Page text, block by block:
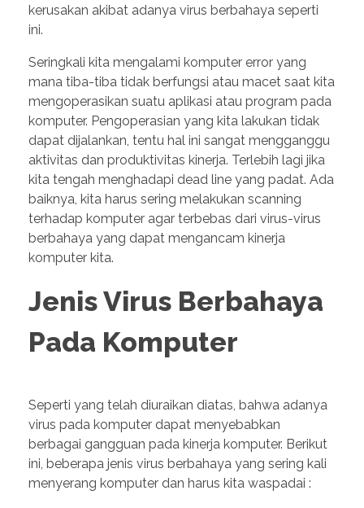
kerusakan akibat adanya virus berbahaya seperti
ini.
Seringkali kita mengalami komputer error yang
mana tiba-tiba tidak berfungsi atau macet saat kita
mengoperasikan suatu aplikasi atau program pada
komputer. Pengoperasian yang kita lakukan tidak
dapat dijalankan, tentu hal ini sangat mengganggu
aktivitas dan produktivitas kinerja. Terlebih lagi jika
kita tengah menghadapi dead line yang padat. Ada
baiknya, kita harus sering melakukan scanning
terhadap komputer agar terbebas dari virus-virus
berbahaya yang dapat mengancam kinerja
komputer kita.
Jenis Virus Berbahaya
Pada Komputer
Seperti yang telah diuraikan diatas, bahwa adanya
virus pada komputer dapat menyebabkan
berbagai gangguan pada kinerja komputer. Berikut
ini, beberapa jenis virus berbahaya yang sering kali
menyerang komputer dan harus kita waspadai :